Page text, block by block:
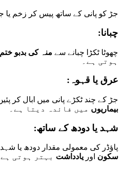
جڑ کو پانی کے ساتھ پیس کر زخم یا
چبانا:
چھوٹا ٹکڑا چبانے سے منہ کی بدبو ختم
ہوتی ہے۔
عرق یا قہوہ:
جڑ کے چند ٹکڑے پانی میں ابال کر
بیماریوں میں فائدہ دیتا ہے۔
شہد یا دودھ کے ساتھ:
پاؤڈر کی معمولی مقدار دودھ یا
سکون اور یادداشت بہتر ہوتی